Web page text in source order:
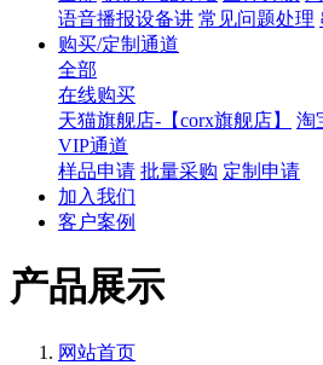
语音播报设备讲 常见问题处理
购买/定制通道
全部
在线购买
天猫旗舰店-【corx旗舰店】
淘
VIP通道
样品申请 批量采购 定制申请
加入我们
客户案例
产品展示
网站首页